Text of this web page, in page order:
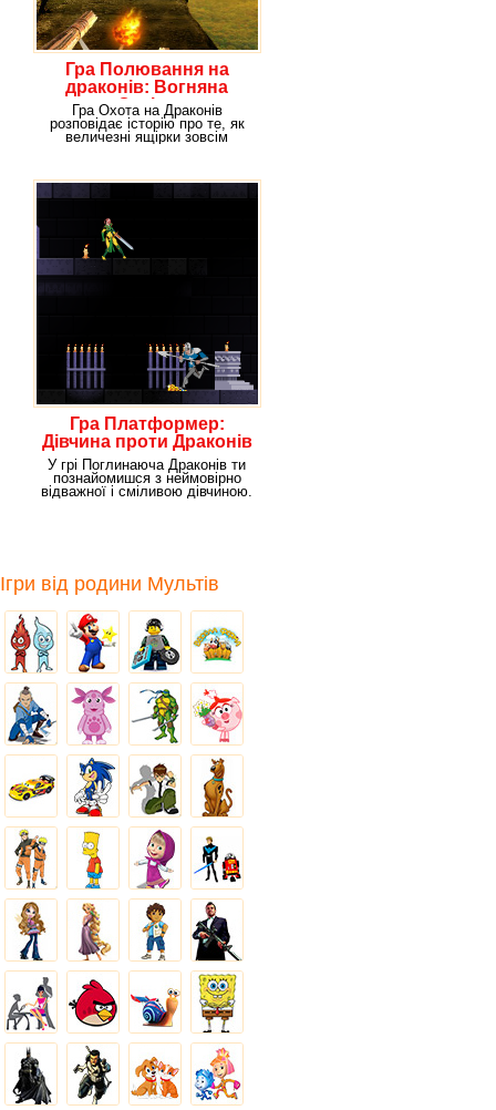
Гра Полювання на
драконів: Вогняна
Стріла
Гра Охота на Драконів
розповідає історію про те, як
величезні ящірки зовсім
Гра Платформер:
Дівчина проти Драконів
У грі Поглинаюча Драконів ти
познайомишся з неймовірно
відважної і сміливою дівчиною.
Ігри від родини Мультів